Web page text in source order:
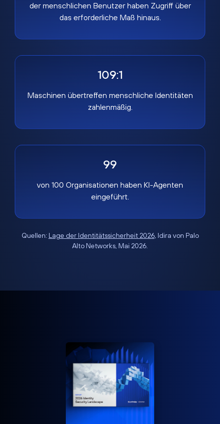
der menschlichen Benutzer haben Zugriff über
das erforderliche Maß hinaus.
109:1
Maschinen übertreffen menschliche Identitäten
zahlenmäßig.
99
von 100 Organisationen haben KI-Agenten
eingeführt.
Quellen: Lage der Identitätssicherheit 2026, Idira von Palo
Alto Networks, Mai 2026.